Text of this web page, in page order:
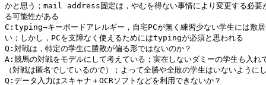
かと思う；mail address固定は，やむを得ない事情により変更する必要
る可能性がある
C:typing→キーボードアレルギー，自宅PCが無く練習少ない学生には敷
い；しかし，PCを支障なく使えるためにはtypingが必須と思われる
Q:対戦は，特定の学生に勝敗が偏る形ではないのか？
A:競馬の対戦をモデルにして考えている；実在しないダミーの学生も入れ
（対戦は匿名でしているので）；よって全勝や全敗の学生はいないように
Q:データ入力はスキャナ＋OCRソフトなどを利用できないか？